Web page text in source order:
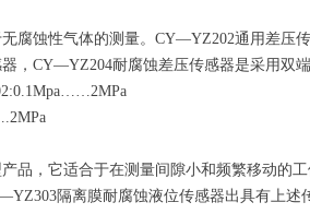
腐蚀性气体的测量。CY—YZ202通用差压
，CY—YZ204耐腐蚀差压传感器是采用双
品，它适合于在测量间隙小和频繁移动的
隔离膜耐腐蚀液位传感器出具有上述